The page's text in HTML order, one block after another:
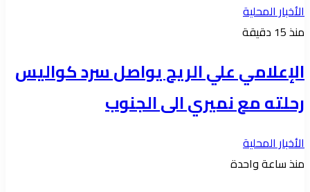
الأخبار المحلية
منذ 15 دقيقة
الإعلامي علي الريح يواصل سرد كواليس
رحلته مع نميري الى الجنوب
الأخبار المحلية
منذ ساعة واحدة